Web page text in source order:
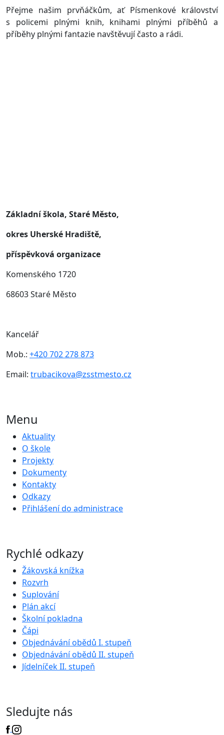
Přejme našim prvňáčkům, ať Písmenkové království
s policemi plnými knih, knihami plnými příběhů a
příběhy plnými fantazie navštěvují často a rádi.
Základní škola, Staré Město,
okres Uherské Hradiště,
příspěvková organizace
Komenského 1720
68603 Staré Město
Kancelář
Mob.: +420 702 278 873
Email: trubacikova@zsstmesto.cz
Menu
Aktuality
O škole
Projekty
Dokumenty
Kontakty
Odkazy
Přihlášení do administrace
Rychlé odkazy
Žákovská knížka
Rozvrh
Suplování
Plán akcí
Školní pokladna
Čápi
Objednávání obědů I. stupeň
Objednávání obědů II. stupeň
Jídelníček II. stupeň
Sledujte nás